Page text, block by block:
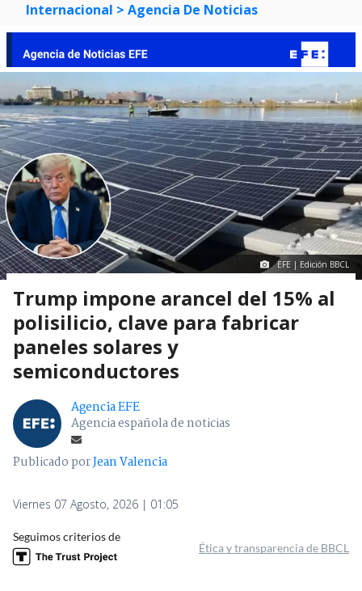
Internacional > Agencia De Noticias
EFE | Edición BBCL
Trump impone arancel del 15% al
polisilicio, clave para fabricar
paneles solares y
semiconductores
Agencia EFE
Agencia española de noticias
Publicado porJean Valencia
Viernes 07 Agosto, 2026 | 01:05
Seguimos criterios de
Ética y transparencia de BBCL